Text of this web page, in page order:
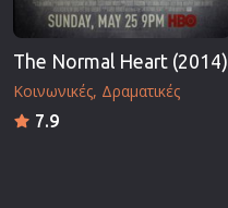
The Normal Heart (2014)
Κοινωνικές Δραματικές
7.9